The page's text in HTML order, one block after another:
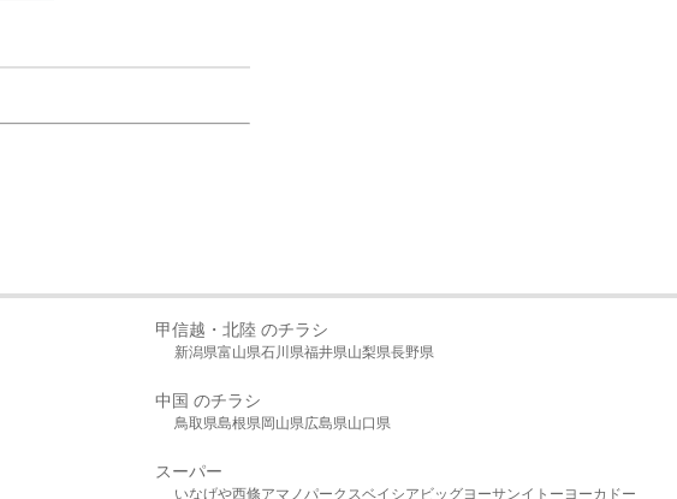
甲信越・北陸 のチラシ
新潟県富山県石川県福井県山梨県長野県
中国 のチラシ
鳥取県島根県岡山県広島県山口県
スーパー
いなげや西條アマノパークスベイシア ビッグヨーサンイトーヨーカドー